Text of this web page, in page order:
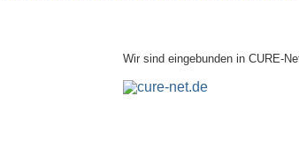
Wir sind eingebunden in CURE-